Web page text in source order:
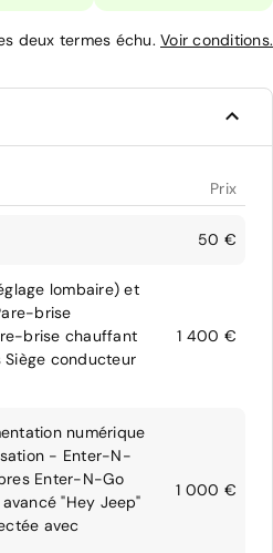
deux termes échu. Voir conditions.
Prix
50 €
lombaire) et
brise
brise chauffant
Siège conducteur
1 400 €
numérique
- Enter-N-
Enter-N-Go
"Hey Jeep"
avec
1 000 €